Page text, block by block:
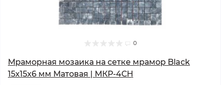
0
Мраморная мозаика на сетке мрамор Black
15x15x6 мм Матовая | МКР-4СН